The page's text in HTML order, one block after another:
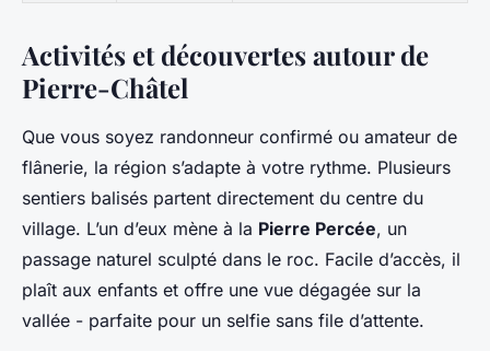
Activités et découvertes autour de
Pierre-Châtel
Que vous soyez randonneur confirmé ou amateur de
flânerie, la région s’adapte à votre rythme. Plusieurs
sentiers balisés partent directement du centre du
village. L’un d’eux mène à la Pierre Percée, un
passage naturel sculpté dans le roc. Facile d’accès, il
plaît aux enfants et offre une vue dégagée sur la
vallée - parfaite pour un selfie sans file d’attente.